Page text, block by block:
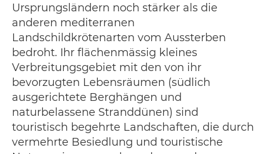
Ursprungsländern noch stärker als die
anderen mediterranen
Landschildkrötenarten vom Aussterben
bedroht. Ihr flächenmässig kleines
Verbreitungsgebiet mit den von ihr
bevorzugten Lebensräumen (südlich
ausgerichtete Berghängen und
naturbelassene Stranddünen) sind
touristisch begehrte Landschaften, die durch
vermehrte Besiedlung und touristische